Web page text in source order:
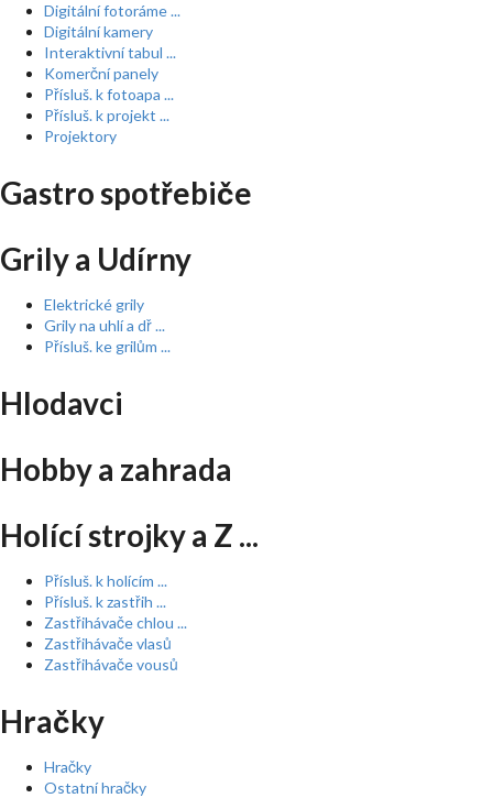
Digitální fotoráme ...
Digitální kamery
Interaktivní tabul ...
Komerční panely
Přísluš. k fotoapa ...
Přísluš. k projekt ...
Projektory
Gastro spotřebiče
Grily a Udírny
Elektrické grily
Grily na uhlí a dř ...
Přísluš. ke grilům ...
Hlodavci
Hobby a zahrada
Holící strojky a Z ...
Přísluš. k holícím ...
Přísluš. k zastřih ...
Zastřihávače chlou ...
Zastřihávače vlasů
Zastřihávače vousů
Hračky
Hračky
Ostatní hračky